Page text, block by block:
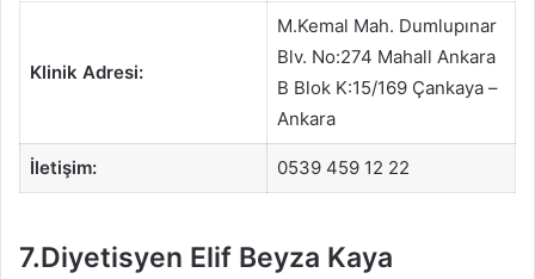
Klinik Adresi:
M.Kemal Mah. Dumlupınar
Blv. No:274 Mahall Ankara
B Blok K:15/169 Çankaya –
Ankara
İletişim: 0539 459 12 22
7.Diyetisyen Elif Beyza Kaya